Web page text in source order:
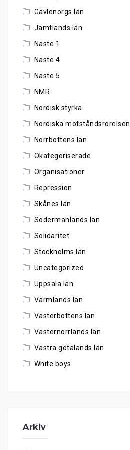
Gävlenorgs län
Jämtlands län
Näste 1
Näste 4
Näste 5
NMR
Nordisk styrka
Nordiska motståndsrörelsen
Norrbottens län
Okategoriserade
Organisationer
Repression
Skånes län
Södermanlands län
Solidaritet
Stockholms län
Uncategorized
Uppsala län
Värmlands län
Västerbottens län
Västernorrlands län
Västra götalands län
White boys
Arkiv